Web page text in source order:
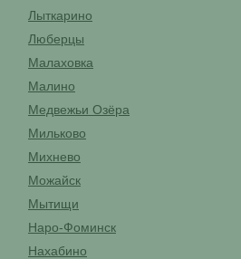
Лыткарино
Люберцы
Малаховка
Малино
Медвежьи Озёра
Мильково
Михнево
Можайск
Мытищи
Наро-Фоминск
Нахабино